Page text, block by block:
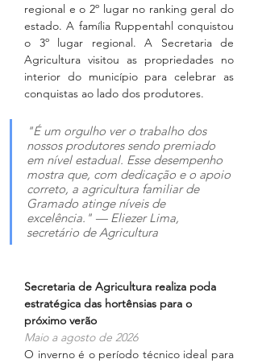
regional e o 2º lugar no ranking geral do
estado. A família Ruppentahl conquistou
o 3º lugar regional. A Secretaria de
Agricultura visitou as propriedades no
interior do município para celebrar as
conquistas ao lado dos produtores.
"É um orgulho ver o trabalho dos
nossos produtores sendo premiado
em nível estadual. Esse desempenho
mostra que, com dedicação e o apoio
correto, a agricultura familiar de
Gramado atinge níveis de
excelência." — Eliezer Lima,
secretário de Agricultura
Secretaria de Agricultura realiza poda
estratégica das hortênsias para o
próximo verão
Maio a agosto de 2026
O inverno é o período técnico ideal para